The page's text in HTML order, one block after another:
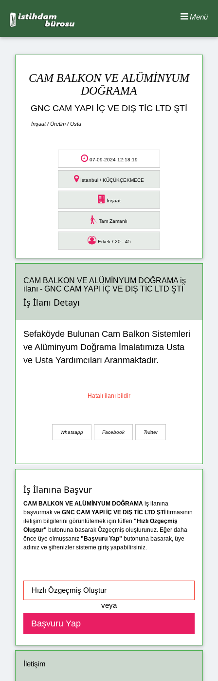
Menü
CAM BALKON VE ALÜMİNYUM
DOĞRAMA
GNC CAM YAPI İÇ VE DIŞ TİC LTD ŞTİ
İnşaat / Üretim / Usta
07-09-2024 12:18:19
İstanbul / KÜÇÜKÇEKMECE
İnşaat
Tam Zamanlı
Erkek / 20 - 45
CAM BALKON VE ALÜMİNYUM DOĞRAMA iş
ilanı - GNC CAM YAPI İÇ VE DIŞ TİC LTD ŞTİ
İş İlanı Detayı
Sefaköyde Bulunan Cam Balkon Sistemleri
ve Alüminyum Doğrama İmalatımıza Usta
ve Usta Yardımcıları Aranmaktadır.
Hatalı ilanı bildir
Whatsapp Facebook Twitter
İş İlanına Başvur
CAM BALKON VE ALÜMİNYUM DOĞRAMA iş ilanına
başvurmak ve GNC CAM YAPI İÇ VE DIŞ TİC LTD ŞTİ firmasının
iletişim bilgilerini görüntülemek için lütfen "Hızlı Özgeçmiş
Oluştur" butonuna basarak Özgeçmiş oluşturunuz. Eğer daha
önce üye olmuşsanız "Başvuru Yap" butonuna basarak, üye
adınız ve şifrenizler sisteme giriş yapabilirsiniz.
veya
İletişim